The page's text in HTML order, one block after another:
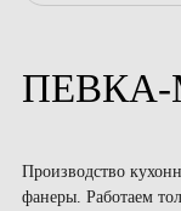
ПЕВКА-
Производство
фанеры. Работаем